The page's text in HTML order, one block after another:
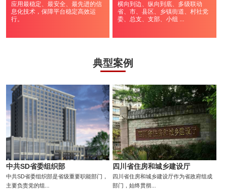
应用最稳定、最安全、最先进的信
息化技术，保障平台稳定高效运
行。
横向到边、纵向到底、多级联动
省、市、县区、乡镇街道、村社党
委、总支、支部、小组 ...
典型案例
中共SD省委组织部
中共SD省委组织部是省级重要职能部门，
主要负责党的组...
四川省住房和城乡建设厅
四川省住房和城乡建设厅作为省政府组成
部门，始终贯彻...